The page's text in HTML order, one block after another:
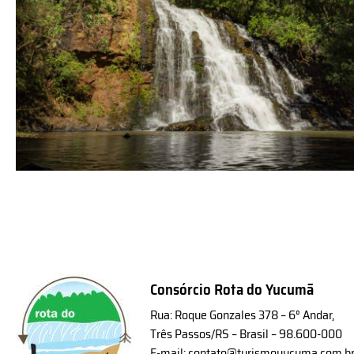
Consórcio Rota do Yucumã
Rua: Roque Gonzales 378 – 6° Andar,
Três Passos/RS – Brasil – 98.600-000